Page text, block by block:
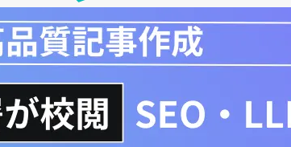
まとめ：最適な資金調達でベンチャー企
業を成功に導こう！